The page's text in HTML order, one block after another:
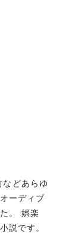
どあらゆ
ーディブ
。 娯楽
説です。